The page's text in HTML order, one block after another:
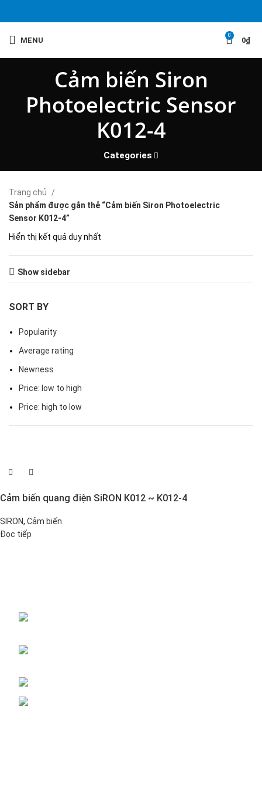
MENU
0
0₫
Cảm biến Siron
Photoelectric Sensor
K012-4
Categories
Trang chủ
Sản phẩm được gắn thẻ “Cảm biến Siron Photoelectric
Sensor K012-4”
Hiển thị kết quả duy nhất
Show sidebar
SORT BY
Popularity
Average rating
Newness
Price: low to high
Price: high to low
Cảm biến quang điện SiRON K012 ~ K012-4
SIRON, Cảm biến
Đọc tiếp